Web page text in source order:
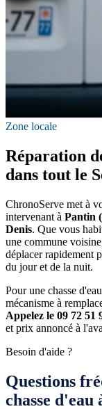
Zone locale
Réparation
dans tout le
ChronoServe met à
intervenant à Pantin
Denis. Que vous
une commune
déplacer rapidement
du jour et de la nuit.
Pour une chasse
mécanisme à
Appelez le 09 72 51
et prix annoncé à
Besoin d'aide ?
Questions
chasse d'eau